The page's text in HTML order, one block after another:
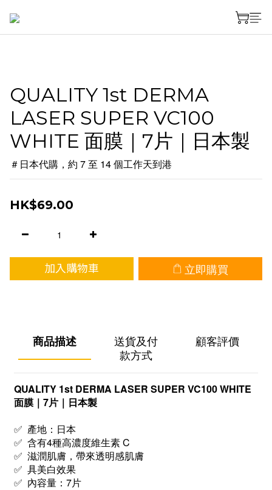
QUALITY 1st DERMA
LASER SUPER VC100
WHITE 面膜｜7片｜日本製
＃日本代購，約 7 至 14 個工作天到港
HK$69.00
加入購物車 立即購買
商品描述
送貨及付
款方式
顧客評價
QUALITY 1st DERMA LASER SUPER VC100 WHITE
面膜｜7片｜日本製
✅ 產地：日本
✅ 含有4種高濃度維生素 C
✅ 滋潤肌膚，帶來透明感肌膚
✅ 具美白效果
✅ 內容量：7片